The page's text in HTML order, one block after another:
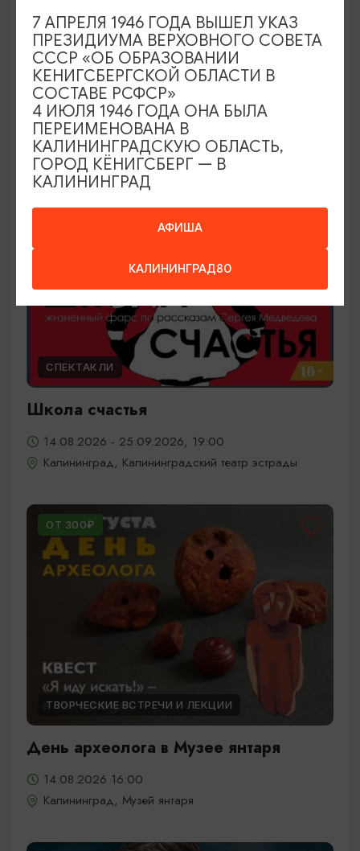
Арт-вечер на выставке «Предметные
страсти»
14.08.2026 18:00
Калининград, Калининградский областной музей
изобразительных искусств
ОТ 300₽
СПЕКТАКЛИ
Школа счастья
14.08.2026 - 25.09.2026, 19:00
Калининград, Калининградский театр эстрады
ОТ 300₽
ТВОРЧЕСКИЕ ВСТРЕЧИ И ЛЕКЦИИ
День археолога в Музее янтаря
14.08.2026 16:00
Калининград, Музей янтаря
АФИША
КАЛИНИНГРАД80
7 АПРЕЛЯ 1946 ГОДА ВЫШЕЛ УКАЗ
ПРЕЗИДИУМА ВЕРХОВНОГО СОВЕТА
СССР «ОБ ОБРАЗОВАНИИ
КЕНИГСБЕРГСКОЙ ОБЛАСТИ В
СОСТАВЕ РСФСР»
4 ИЮЛЯ 1946 ГОДА ОНА БЫЛА
ПЕРЕИМЕНОВАНА В
КАЛИНИНГРАДСКУЮ ОБЛАСТЬ,
ГОРОД КЁНИГСБЕРГ — В
КАЛИНИНГРАД